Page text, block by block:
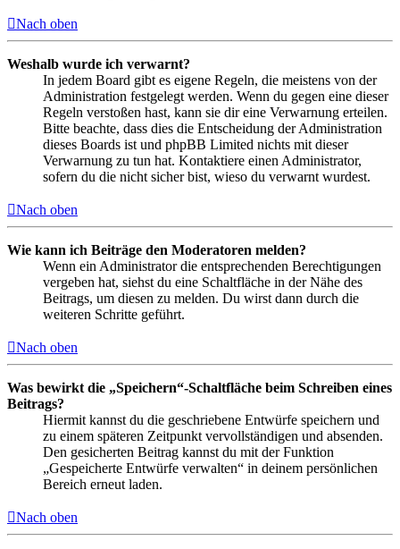
Nach oben
Weshalb wurde ich verwarnt?
In jedem Board gibt es eigene Regeln, die meistens von der
Administration festgelegt werden. Wenn du gegen eine dieser
Regeln verstoßen hast, kann sie dir eine Verwarnung erteilen.
Bitte beachte, dass dies die Entscheidung der Administration
dieses Boards ist und phpBB Limited nichts mit dieser
Verwarnung zu tun hat. Kontaktiere einen Administrator,
sofern du die nicht sicher bist, wieso du verwarnt wurdest.
Nach oben
Wie kann ich Beiträge den Moderatoren melden?
Wenn ein Administrator die entsprechenden Berechtigungen
vergeben hat, siehst du eine Schaltfläche in der Nähe des
Beitrags, um diesen zu melden. Du wirst dann durch die
weiteren Schritte geführt.
Nach oben
Was bewirkt die „Speichern“-Schaltfläche beim Schreiben eines
Beitrags?
Hiermit kannst du die geschriebene Entwürfe speichern und
zu einem späteren Zeitpunkt vervollständigen und absenden.
Den gesicherten Beitrag kannst du mit der Funktion
„Gespeicherte Entwürfe verwalten“ in deinem persönlichen
Bereich erneut laden.
Nach oben